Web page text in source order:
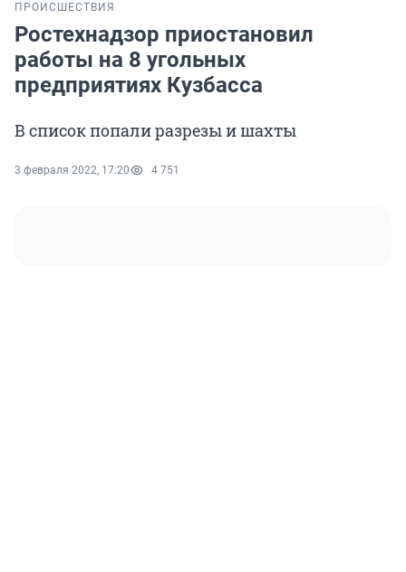
ПРОИСШЕСТВИЯ
Ростехнадзор приостановил
работы на 8 угольных
предприятиях Кузбасса
В список попали разрезы и шахты
3 февраля 2022, 17:20 4 751